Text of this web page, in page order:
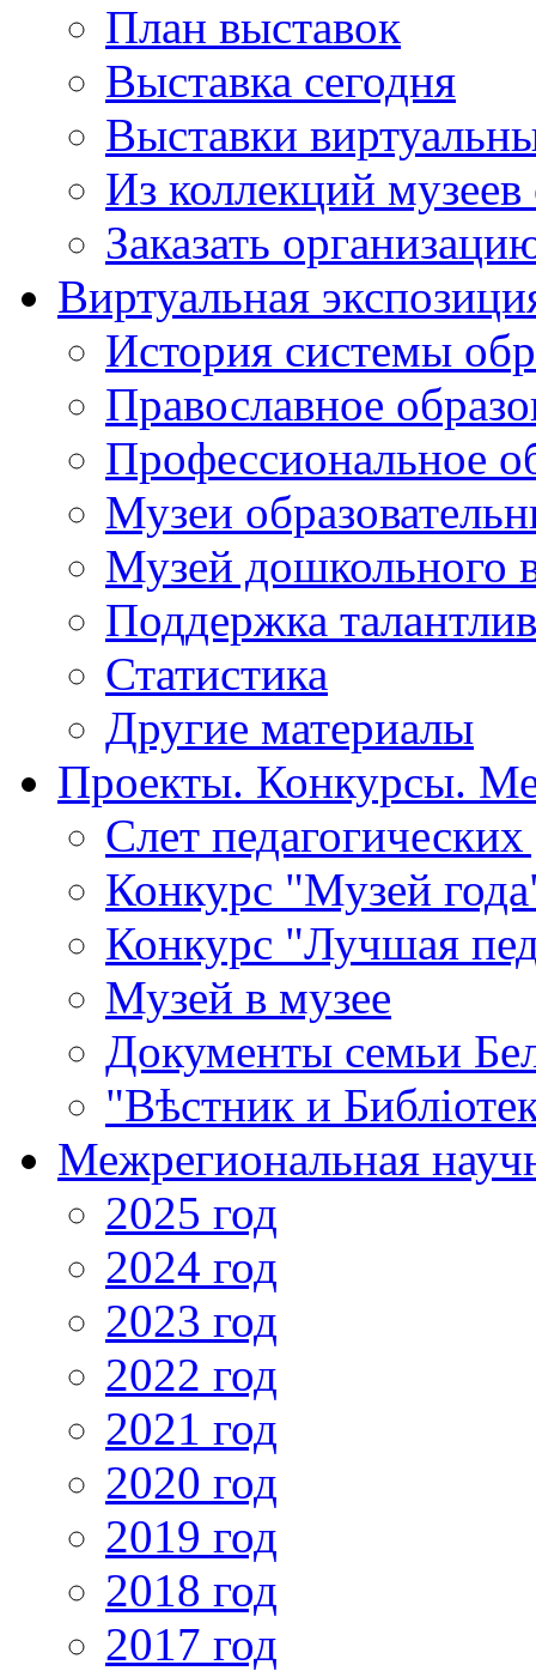
План выставок
Выставка сегодня
Выставки
Из коллекций
Заказать
Виртуальная
История системы
Православное
Профессиональное
Музеи
Музей дошкольного
Поддержка
Статистика
Другие материалы
Проекты. Конкурсы.
Cлет
Конкурс "Музей
Конкурс "Лучшая
Музей в музее
Документы семьи
"Вѣстник и
Межрегиональная
2025 год
2024 год
2023 год
2022 год
2021 год
2020 год
2019 год
2018 год
2017 год